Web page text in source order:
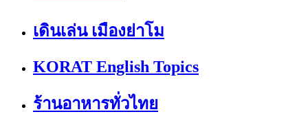
เดินเล่น เมืองย่าโม
KORAT English Topics
ร้านอาหารทั่วไทย